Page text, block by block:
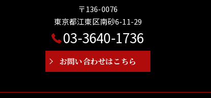
〒136-0076
東京都江東区南砂6-11-29
03-3640-1736
お問い合わせはこちら